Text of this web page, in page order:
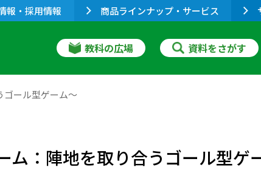
報・採用情報 商品ラインナップ・サービス
教科の広場 資料をさがす
ゴール型ゲーム～
ム：陣地を取り合うゴール型ゲ